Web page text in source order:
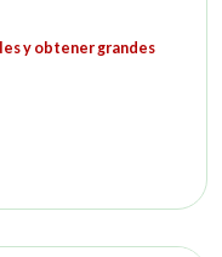
y obtener grandes